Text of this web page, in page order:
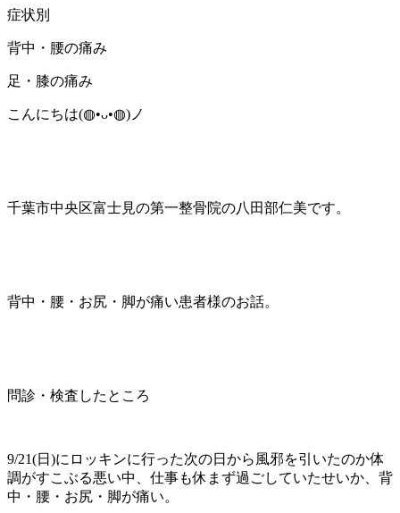
症状別
背中・腰の痛み
足・膝の痛み
こんにちは(⁠◍⁠•⁠ᴗ⁠•⁠◍⁠)ノ
千葉市中央区富士見の第一整骨院の八田部仁美です。
背中・腰・お尻・脚が痛い患者様のお話。
問診・検査したところ
9/21(日)にロッキンに行った次の日から風邪を引いたのか体
調がすこぶる悪い中、仕事も休まず過ごしていたせいか、背
中・腰・お尻・脚が痛い。